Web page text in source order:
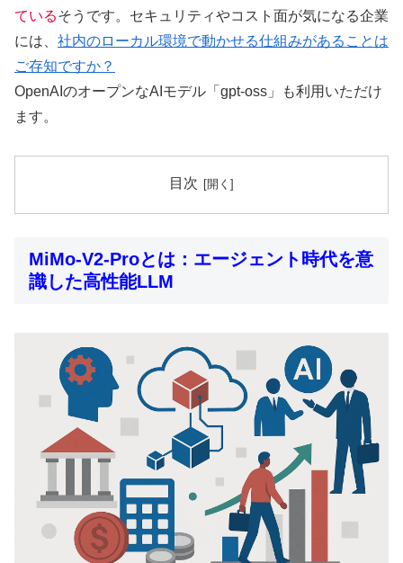
ているそうです。セキュリティやコスト面が気になる企業
には、 社内のローカル環境で動かせる仕組みがあることは
ご存知ですか？
OpenAIのオープンなAIモデル「gpt-oss」も利用いただけ
ます。
目次
MiMo-V2-Proとは：エージェント時代を意
識した高性能LLM